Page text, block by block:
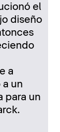
el
diseño
a
un
para un